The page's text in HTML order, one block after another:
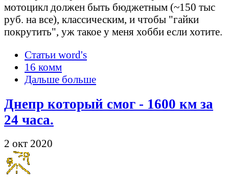
мотоцикл должен быть бюджетным (~150 тыс
руб. на все), классическим, и чтобы "гайки
покрутить", уж такое у меня хобби если хотите.
Статьи word's
16 комм
Дальше больше
Днепр который смог - 1600 км за
24 часа.
2 окт 2020